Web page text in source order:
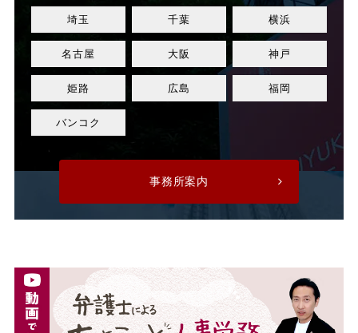
正社員 正社員登用
正規社員 死亡
残業
派遣先会社 派遣労働者
埼玉 千葉 横浜
名古屋 大阪 神戸
姫路 広島 福岡
バンコク
事務所案内